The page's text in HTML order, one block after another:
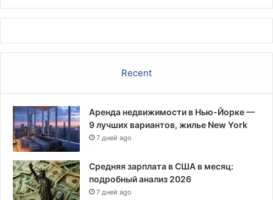
о
4
г
о
д
а
Recent
Аренда недвижимости в Нью-Йорке —
9 лучших вариантов, жилье New York
7 дней ago
Средняя зарплата в США в месяц:
подробный анализ 2026
7 дней ago